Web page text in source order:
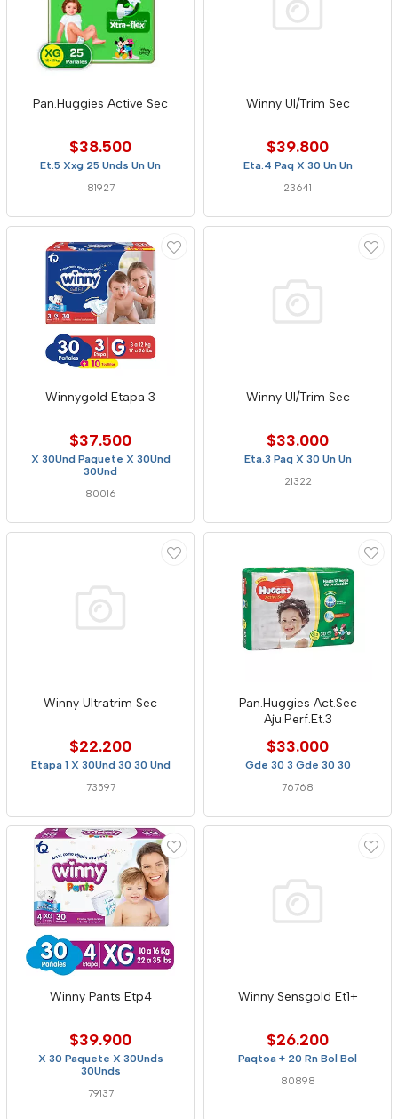
Pan.Huggies Active Sec
$38.500
Et.5 Xxg 25 Unds Un Un
81927
Winny Ul/Trim Sec
$39.800
Eta.4 Paq X 30 Un Un
23641
Winnygold Etapa 3
$37.500
X 30Und Paquete X 30Und
30Und
80016
Winny Ul/Trim Sec
$33.000
Eta.3 Paq X 30 Un Un
21322
Winny Ultratrim Sec
$22.200
Etapa 1 X 30Und 30 30 Und
73597
Pan.Huggies Act.Sec
Aju.Perf.Et.3
$33.000
Gde 30 3 Gde 30 30
76768
Winny Pants Etp4
$39.900
X 30 Paquete X 30Unds
30Unds
79137
Winny Sensgold Et1+
$26.200
Paqtoa + 20 Rn Bol Bol
80898